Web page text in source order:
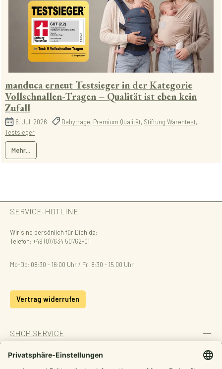
manduca erneut Testsieger in der Kategorie
Vollschnallen-Tragen – Qualität ist eben kein
Zufall
6. Juli 2026 Babytrage, Premium Qualität, Stiftung Warentest,
Testsieger
Mehr...
SERVICE-HOTLINE
Wir sind persönlich für Dich da:
Telefon: +49 (0)7634 50762-01
Mo-Do: 08:30 - 16:00 Uhr / Fr: 8:30 - 15.00 Uhr
Vertrag widerrufen
SHOP SERVICE
INFORMATION